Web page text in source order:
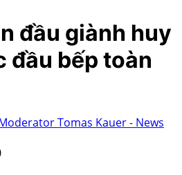
đầu giành huy
đầu bếp toàn
Tomas Kauer - News